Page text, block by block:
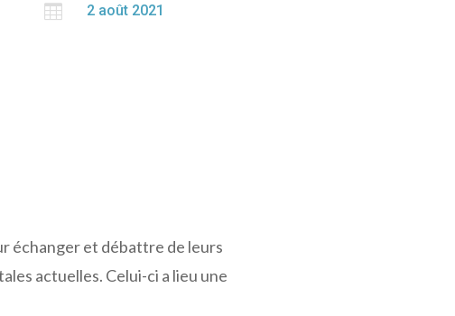
 2 août 2021
échanger et débattre de leurs
actuelles. Celui-ci a lieu une